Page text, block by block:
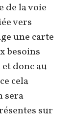
de la voie
vers
une carte
besoins
donc au
cela
sera
sur